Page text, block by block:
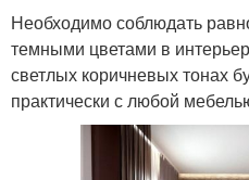
Необходимо соблюдать
темными цветами в
светлых коричневых тонах
практически с любой